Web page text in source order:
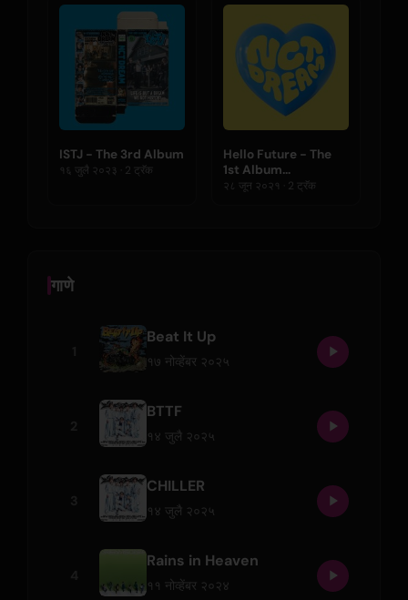
ISTJ - The 3rd Album
१६ जुलै २०२३ · 2 ट्रॅक
Hello Future - The
1st Album
Repackage२८ जून २०२१ · 2 ट्रॅक
गाणे
Beat It Up
१७ नोव्हेंबर २०२५
BTTF
१४ जुलै २०२५
CHILLER
१४ जुलै २०२५
Rains in Heaven
११ नोव्हेंबर २०२४